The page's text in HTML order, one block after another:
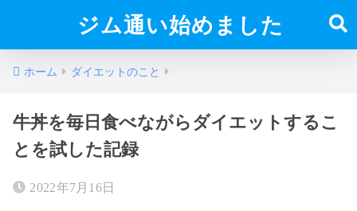
ジム通い始めました
ホーム ダイエットのこと
牛丼を毎日食べながらダイエットするこ
とを試した記録
2022年7月16日